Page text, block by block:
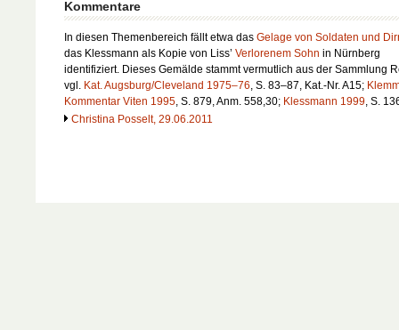
Kommentare
In diesen Themenbereich fällt etwa das Gelage von Soldaten und
das Klessmann als Kopie von Liss’ Verlorenem Sohn in Nürnberg
identifiziert. Dieses Gemälde stammt vermutlich aus der Sammlung
vgl. Kat. Augsburg/Cleveland 1975–76, S. 83–87, Kat.-Nr. A15;
Kommentar Viten 1995, S. 879, Anm. 558,30; Klessmann 1999, S.
Christina Posselt, 29.06.2011